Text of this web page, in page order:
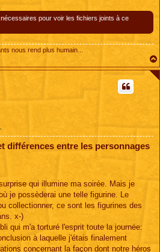
pour voir les fichiers joints à ce
nous rend plus humain...
différences entre les personnages
qui illumine ma soirée. Mais je
je possèderai une telle figurine. Le
collectionner, ce sont les figurines des
x-)
qui m'a torturé l'esprit toute la journée:
à laquelle j'étais finalement
concernant la façon dont notre héros